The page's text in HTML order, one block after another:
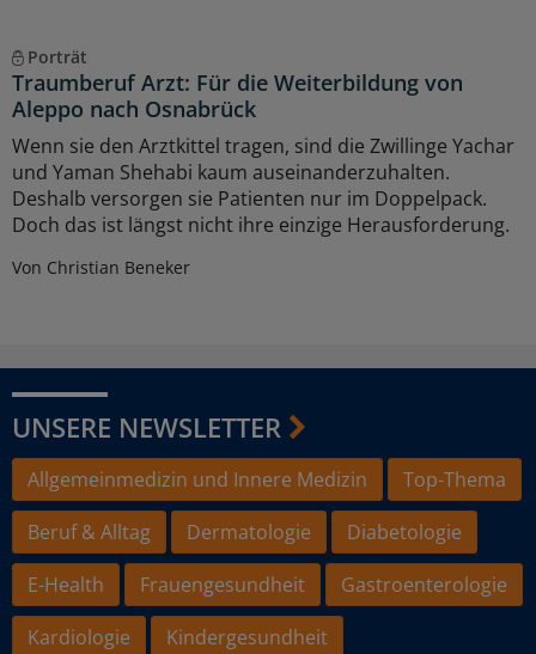
Porträt
Traumberuf Arzt: Für die Weiterbildung von
Aleppo nach Osnabrück
Wenn sie den Arztkittel tragen, sind die Zwillinge Yachar
und Yaman Shehabi kaum auseinanderzuhalten.
Deshalb versorgen sie Patienten nur im Doppelpack.
Doch das ist längst nicht ihre einzige Herausforderung.
Von Christian Beneker
UNSERE NEWSLETTER
Allgemeinmedizin und Innere Medizin
Top-Thema
Beruf & Alltag
Dermatologie
Diabetologie
E-Health
Frauengesundheit
Gastroenterologie
Kardiologie
Kindergesundheit